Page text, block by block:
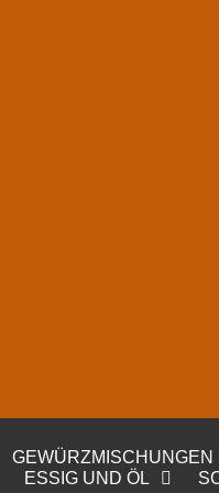
GEWÜRZMISCHUNGEN
ESSIG UND ÖL